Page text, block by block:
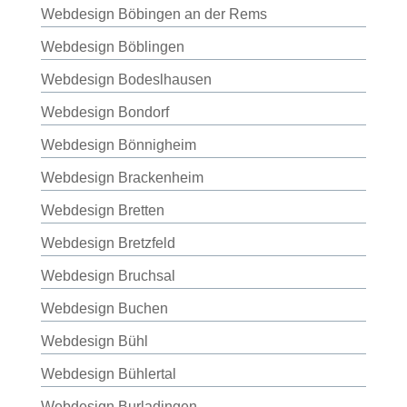
Webdesign Böbingen an der Rems
Webdesign Böblingen
Webdesign Bodeslhausen
Webdesign Bondorf
Webdesign Bönnigheim
Webdesign Brackenheim
Webdesign Bretten
Webdesign Bretzfeld
Webdesign Bruchsal
Webdesign Buchen
Webdesign Bühl
Webdesign Bühlertal